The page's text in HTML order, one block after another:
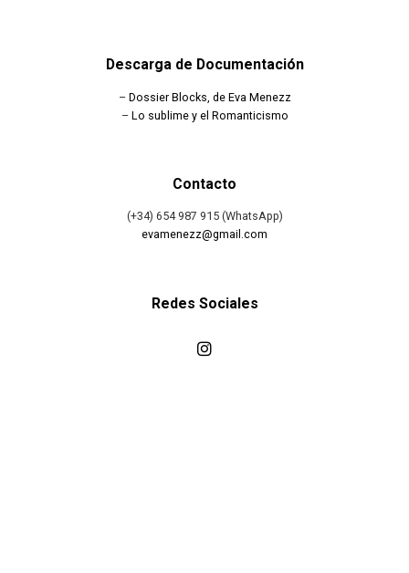
Descarga de Documentación
– Dossier Blocks, de Eva Menezz
– Lo sublime y el Romanticismo
Contacto
(+34) 654 987 915 (WhatsApp)
evamenezz@gmail.com
Redes Sociales